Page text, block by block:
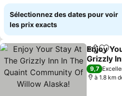
Sélectionnez des dates pour voir
les prix exacts
Partager
Enjoy
Grizzly
Alaska!
9,7
à 1.8 km